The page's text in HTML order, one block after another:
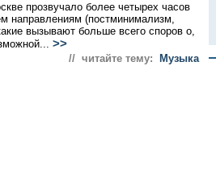
прозвучало более четырех часов
направлениям (постминимализм,
вызывают больше всего споров о,
>>
// читайте тему: Музыка